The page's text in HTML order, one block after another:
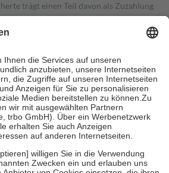
trägt einen Teil davon als Zuzahlung
Zuzahlungen in Höhe von zehn
sind jedoch nie mehr als die tatsächlichen
auch für Online-Apotheken.
Krankenpflege beträgt die
Kosten sowie zehn Euro je
für ihre eigene Gesundheit zu
Stellung der Familie zu unterstützen,
an bei:
bis zum vollendeten 18. Lebensjahr